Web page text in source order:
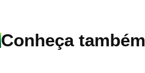
Conheça também